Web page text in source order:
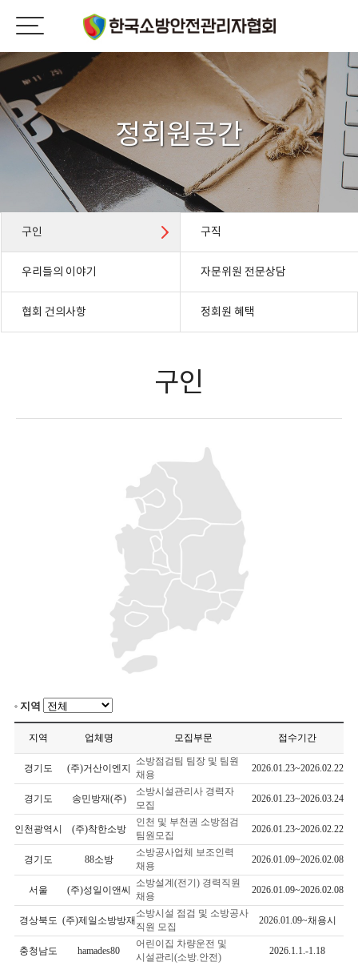
정회원공간
구인 구직
우리들의 이야기 자문위원 전문상담
협회 건의사항 정회원 혜택
구인
지역
지역 업체명 모집부문 접수기간
경기도 (주)거산이엔지
소방점검팀 팀장 및 팀원
채용
2026.01.23~2026.02.22
경기도 송민방재(주)
소방시설관리사 경력자
모집
2026.01.23~2026.03.24
인천광역시 (주)착한소방
인천 및 부천권 소방점검
팀원모집
2026.01.23~2026.02.22
경기도 88소방
소방공사업체 보조인력
채용
2026.01.09~2026.02.08
서울 (주)성일이앤씨
소방설계(전기) 경력직원
채용
2026.01.09~2026.02.08
경상북도 (주)제일소방방재
소방시설 점검 및 소방공사
직원 모집
2026.01.09~채용시
충청남도 hamades80
어린이집 차량운전 및
시설관리(소방.안전)
2026.1.1.-1.18